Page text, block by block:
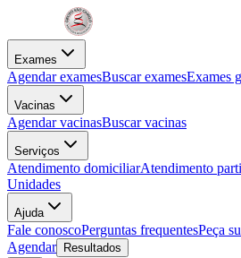
Exames
Agendar examesBuscar examesExames
Vacinas
Agendar vacinasBuscar vacinas
Serviços
Atendimento domiciliarAtendimento
Unidades
Ajuda
Fale conoscoPerguntas frequentesPeça
Agendar
Resultados